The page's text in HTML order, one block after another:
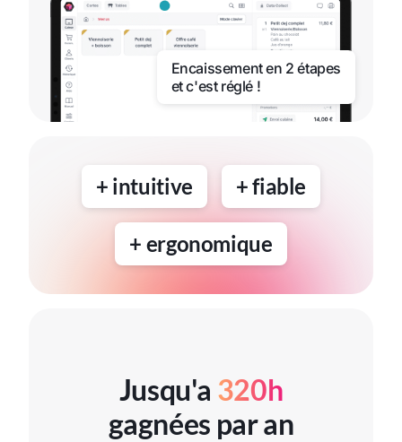
Encaissement en 2 étapes
et c'est réglé !
+ intuitive + fiable
+ ergonomique
Jusqu'a 320h
gagnées par an